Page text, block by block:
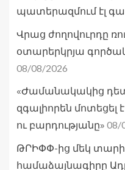
պատերազմում էլ
Վրաց ժողովուրդը
օտարերկրյա
08/08/2026
«Ժամանակակից
զգալիորեն մոտեցել
ու բարդությանը» 08/
ԹՐԻՓՓ-ից մեկ
համաձայնագիրը